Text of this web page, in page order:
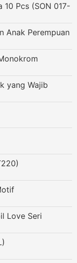
10 Pcs (SON 017-
Anak Perempuan
yang Wajib
Love Seri